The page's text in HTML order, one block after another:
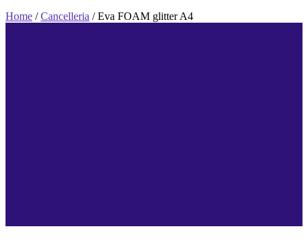
Home /Cancelleria / Eva FOAM glitter A4